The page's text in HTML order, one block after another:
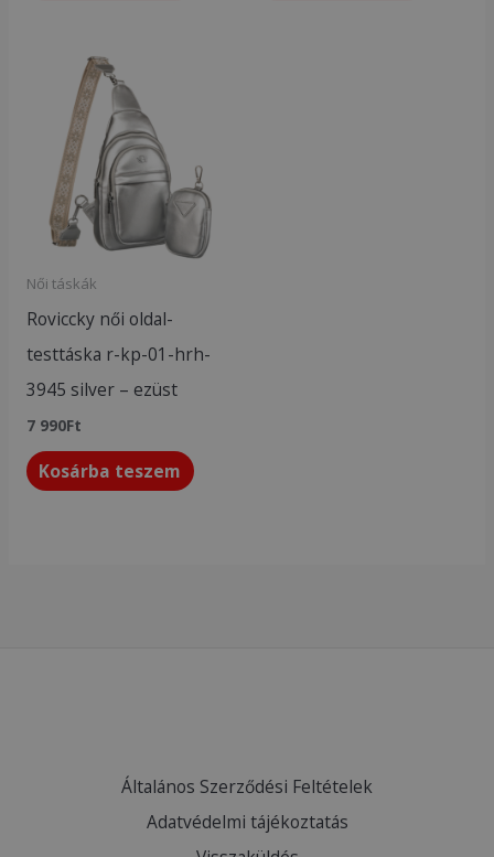
Női táskák
Roviccky női oldal-
testtáska r-kp-01-hrh-
3945 silver – ezüst
7 990Ft
Kosárba teszem
Általános Szerződési Feltételek
Adatvédelmi tájékoztatás